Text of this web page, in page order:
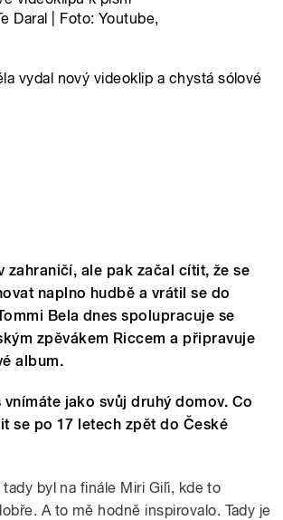
Daral | Foto: Youtube,
vydal nový videoklip a chystá sólové
zahraničí, ale pak začal cítit, že se
naplno hudbě a vrátil se do
Bela dnes spolupracuje se
zpěvákem Riccem a připravuje
album.
jako svůj druhý domov. Co
se po 17 letech zpět do České
byl na finále Miri Giľi, kde to
A to mě hodně inspirovalo. Tady je